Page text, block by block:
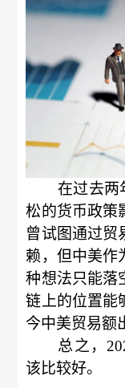
在过去两
松的货币政策
曾试图通过贸
赖，但中美作
种想法只能落
链上的位置能
今中美贸易额
总之，
该比较好。